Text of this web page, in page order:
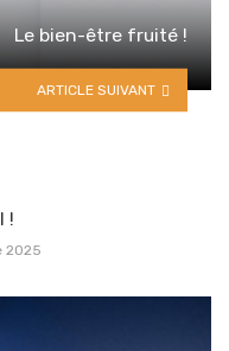
Le bien-être fruité !
ARTICLE SUIVANT
!
2025